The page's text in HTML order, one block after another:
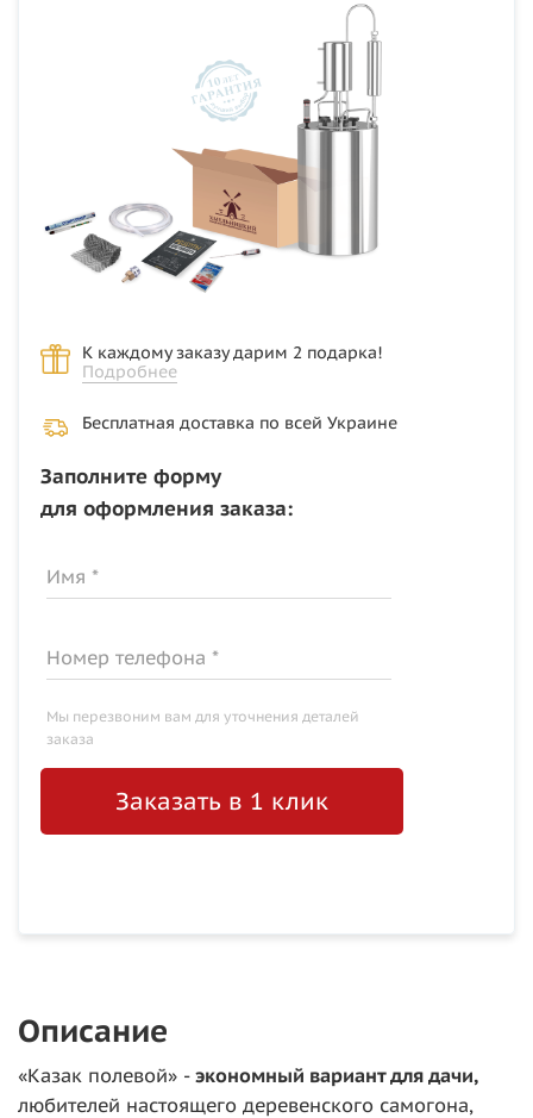
К каждому заказу дарим 2 подарка!
Подробнее
Бесплатная доставка по всей Украине
Заполните форму
для оформления заказа:
Имя *
Номер телефона *
Мы перезвоним вам для уточнения деталей
заказа
Заказать в 1 клик
Описание
«Казак полевой» - экономный вариант для дачи,
любителей настоящего деревенского самогона,